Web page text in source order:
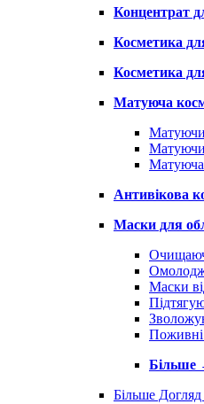
Концентрат
Косметика
Косметика
Матуюча
Матуюча
Антивікова
Маски для
Маски
Більше
Більше